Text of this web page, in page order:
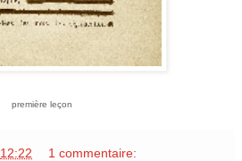
première leçon
12:22 1 commentaire: